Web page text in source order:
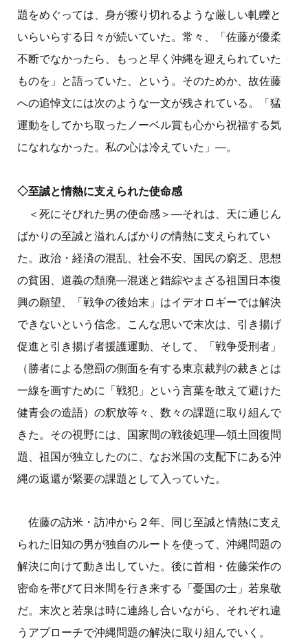
題をめぐっては、身が擦り切れるような厳しい軋轢と
いらいらする日々が続いていた。常々、「佐藤が優柔
不断でなかったら、もっと早く沖縄を迎えられていた
ものを」と語っていた、という。そのためか、故佐藤
への追悼文には次のような一文が残されている。「猛
運動をしてかち取ったノーベル賞も心から祝福する気
になれなかった。私の心は冷えていた」—。
◇至誠と情熱に支えられた使命感
＜死にそびれた男の使命感＞—それは、天に通じん
ばかりの至誠と溢れんばかりの情熱に支えられてい
た。政治・経済の混乱、社会不安、国民の窮乏、思想
の貧困、道義の頽廃—混迷と錯綜やまざる祖国日本復
興の願望、「戦争の後始末」はイデオロギーでは解決
できないという信念。こんな思いで末次は、引き揚げ
促進と引き揚げ者援護運動、そして、「戦争受刑者」
（勝者による懲罰の側面を有する東京裁判の裁きとは
一線を画すために「戦犯」という言葉を敢えて避けた
健青会の造語）の釈放等々、数々の課題に取り組んで
きた。その視野には、国家間の戦後処理—領土回復問
題、祖国が独立したのに、なお米国の支配下にある沖
縄の返還が緊要の課題として入っていた。
佐藤の訪米・訪冲から２年、同じ至誠と情熱に支え
られた旧知の男が独自のルートを使って、沖縄問題の
解決に向けて動き出していた。後に首相・佐藤栄作の
密命を帯びて日米間を行き来する「憂国の士」若泉敬
だ。末次と若泉は時に連絡し合いながら、それぞれ違
うアプローチで沖縄問題の解決に取り組んでいく。